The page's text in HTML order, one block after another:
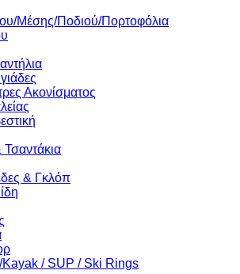
Μέσης/Ποδιού/Πορτοφόλια
Ακονίσματος
& Γκλόπ
Kayak / SUP / Ski Rings